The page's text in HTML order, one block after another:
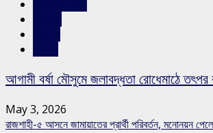
আগামী বর্ষা মৌসুমে জলাবদ্ধতা রোধেমাঠে
May 3, 2026
রাজশাহী-৫ আসনে জামায়াতের প্রার্থী পরিবর্তন, মনোনয়ন